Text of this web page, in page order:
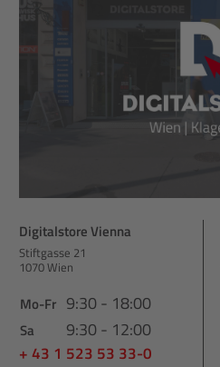
Digitalstore Vienna
Stiftgasse 21
1070 Wien
Mo-Fr 9:30 - 18:00
Sa 9:30 - 12:00
+ 43 1 523 53 33-0